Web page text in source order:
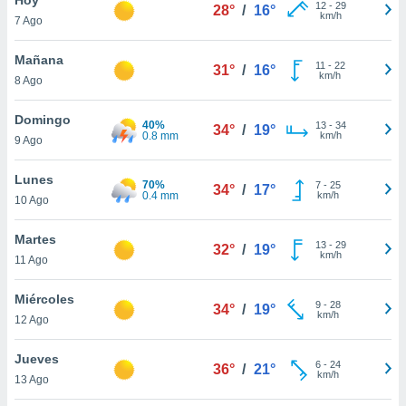
en
más
nuestra
de
cookies
aceptar
7 Ago
28° / 16° 12- 29
km/h
Mañana
8 Ago
31° / 16° 11 - 22
km/h
Domingo
9 Ago
40%
0.8 mm
34° / 19° 13- 34
km/h
Lunes
10 Ago
70%
0.4 mm
34° / 17° 7- 25
km/h
Martes
11 Ago
32° / 19° 13- 29
km/h
Miércoles
12 Ago
34° / 19° 9- 28
km/h
Jueves
13 Ago
36° / 21° 6- 24
km/h